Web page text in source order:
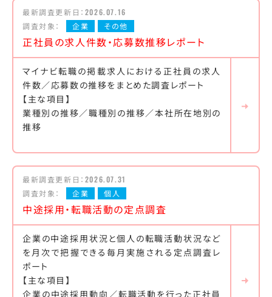
最新調査更新日： 2026.07.16
調査対象：
企業 その他
正社員の求人件数・応募数推移レポート
マイナビ転職の掲載求人における正社員の求人
件数／応募数の推移をまとめた調査レポート
【主な項目】
業種別の推移／職種別の推移／本社所在地別の
推移
最新調査更新日： 2026.07.31
調査対象：
企業 個人
中途採用・転職活動の定点調査
企業の中途採用状況と個人の転職活動状況など
を月次で把握できる毎月実施される定点調査レ
ポート
【主な項目】
企業の中途採用動向／転職活動を行った正社員